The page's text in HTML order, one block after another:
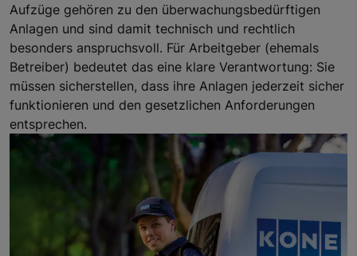
Aufzüge gehören zu den überwachungsbedürftigen
Anlagen und sind damit technisch und rechtlich
besonders anspruchsvoll. Für Arbeitgeber (ehemals
Betreiber) bedeutet das eine klare Verantwortung: Sie
müssen sicherstellen, dass ihre Anlagen jederzeit sicher
funktionieren und den gesetzlichen Anforderungen
entsprechen.